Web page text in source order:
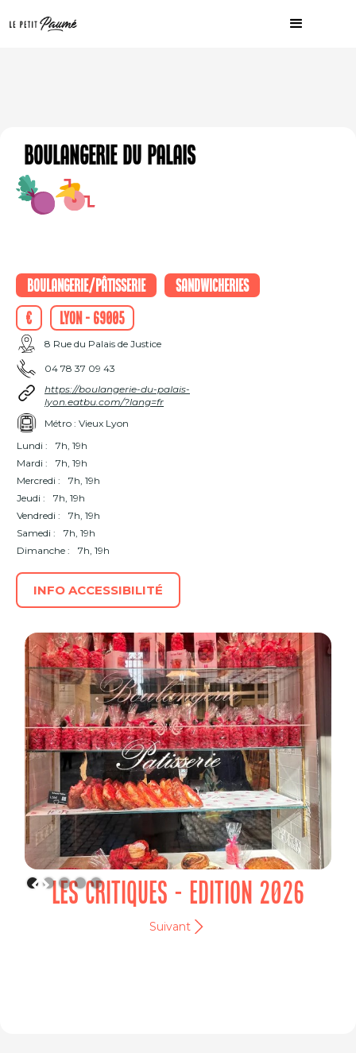
Boulangerie du Palais
Boulangerie/Pâtisserie
Sandwicheries
€
Lyon - 69005
8 Rue du Palais de Justice
04 78 37 09 43
https://boulangerie-du-palais-
lyon.eatbu.com/?lang=fr
Métro : Vieux Lyon
Lundi :
7h, 19h
Mardi :
7h, 19h
Mercredi :
7h, 19h
Jeudi :
7h, 19h
Vendredi :
7h, 19h
Samedi :
7h, 19h
Dimanche :
7h, 19h
INFO ACCESSIBILITÉ
LES CRITIQUES - EDITION 2026
Suivant